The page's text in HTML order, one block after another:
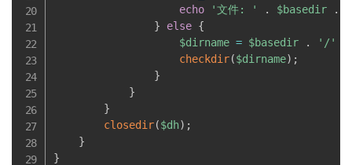
echo
'文件: ' . $basedir .
}
else {
$dirname = $basedir . '/'
checkdir($dirname) ;
}
}
}
closedir($dh) ;
}
}